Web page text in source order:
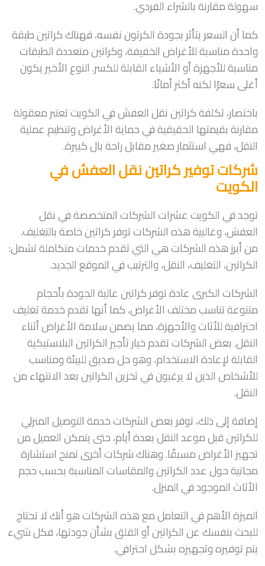
سهولة مقارنة بالشراء الفردي.
كما أن السعر يتأثر بجودة الكرتون نفسه، فهناك كراتين طبقة
واحدة مناسبة للأغراض الخفيفة، وكراتين متعددة الطبقات
مناسبة للأجهزة أو الأشياء القابلة للكسر. النوع الأخير يكون
أغلى سعرًا لكنه أكثر أمانًا.
باختصار، تكلفة كراتين نقل العفش في الكويت تعتبر معقولة
مقارنة بقيمتها الحقيقية في حماية الأغراض وتنظيم عملية
النقل، فهي استثمار صغير مقابل راحة بال كبيرة.
شركات توفير كراتين نقل العفش في
الكويت
توجد في الكويت عشرات الشركات المتخصصة في نقل
العفش، وغالبية هذه الشركات توفر كراتين خاصة بالتغليف.
من أبرز هذه الشركات هي التي تقدم خدمات متكاملة تشمل:
الكراتين، التغليف، النقل، والترتيب في الموقع الجديد.
الشركات الكبرى عادة توفر كراتين عالية الجودة بأحجام
متنوعة تناسب مختلف الأغراض، كما أنها تقدم خدمة تغليف
احترافية للأثاث والأجهزة، مما يضمن سلامة الأغراض أثناء
النقل. بعض الشركات تقدم خيار تأجير الكراتين البلاستيكية
القابلة لإعادة الاستخدام، وهو حل صديق للبيئة ومناسب
للأشخاص الذين لا يرغبون في تخزين الكراتين بعد الانتهاء من
النقل.
إضافة إلى ذلك، توفر بعض الشركات خدمة التوصيل المنزلي
للكراتين قبل موعد النقل بعدة أيام، حتى يتمكن العميل من
تجهيز الأغراض مسبقًا. وهناك شركات أخرى تمنح استشارة
مجانية حول عدد الكراتين والمقاسات المناسبة بحسب حجم
الأثاث الموجود في المنزل.
الميزة الأهم في التعامل مع هذه الشركات هو أنك لا تحتاج
للبحث بنفسك عن الكراتين أو القلق بشأن جودتها، فكل شيء
يتم توفيره وتجهيزه بشكل احترافي.